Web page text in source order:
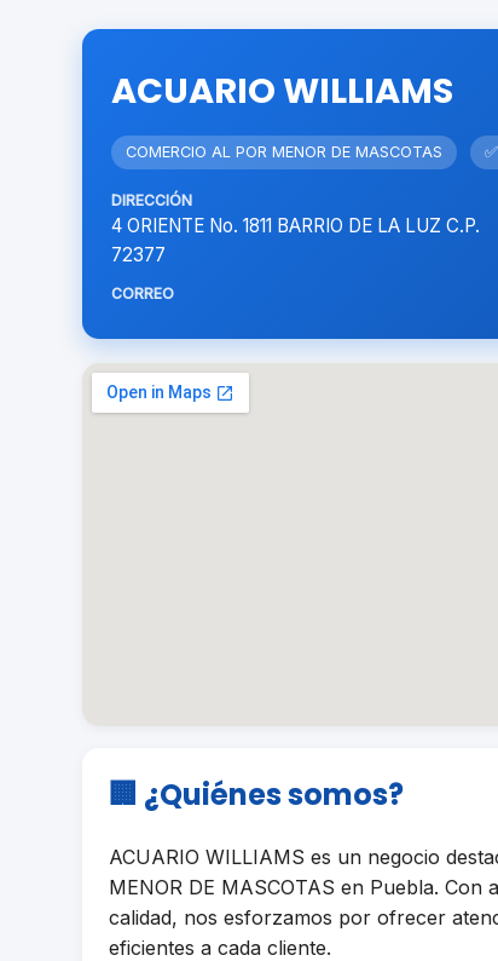
ACUARIO WILLIAMS
COMERCIO AL POR MENOR DE MASCOTAS
DIRECCIÓN
4 ORIENTE No. 1811 BARRIO DE LA LUZ C.P.
72377
CORREO
🏢 ¿Quiénes somos?
ACUARIO WILLIAMS es un negocio
MENOR DE MASCOTAS en Puebla.
calidad, nos esforzamos por ofrecer
eficientes a cada cliente.